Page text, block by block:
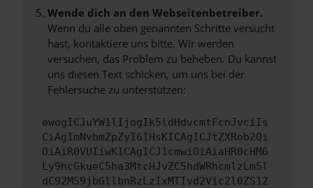
Wende dich an den Webseitenbetreiber.
Wenn du alle oben genannten Schritte versucht
hast, kontaktiere uns bitte. Wir werden
versuchen, das Problem zu beheben. Du kannst
uns diesen Text schicken, um uns bei der
Fehlersuche zu unterstützen:
ewogICJuYW1lIjogIk5ldHdvcmtFcnJvciIs
CiAgImNvbmZpZyI6IHsKICAgICJtZXRob2Qi
OiAiR0VUIiwKICAgICJ1cmwiOiAiaHR0cHM6
Ly9hcGkueC5ha3MtcHJvZC5hdWRhcmlzLm5l
dC92MS9jbGllbnRzLzIxMTIvd2Vic2l0ZS12